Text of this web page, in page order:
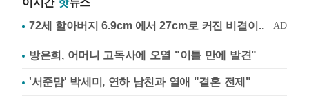
이시간 핫뉴스
방은희, 어머니 고독사에 오열 "이틀 만에 발견"
'서준맘' 박세미, 연하 남친과 열애 "결혼 전제"